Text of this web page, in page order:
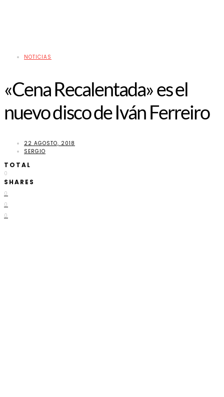
NOTICIAS
«Cena Recalentada» es el
nuevo disco de Iván Ferreiro
22 AGOSTO, 2018
SERGIO
TOTAL
0
SHARES
0
0
0